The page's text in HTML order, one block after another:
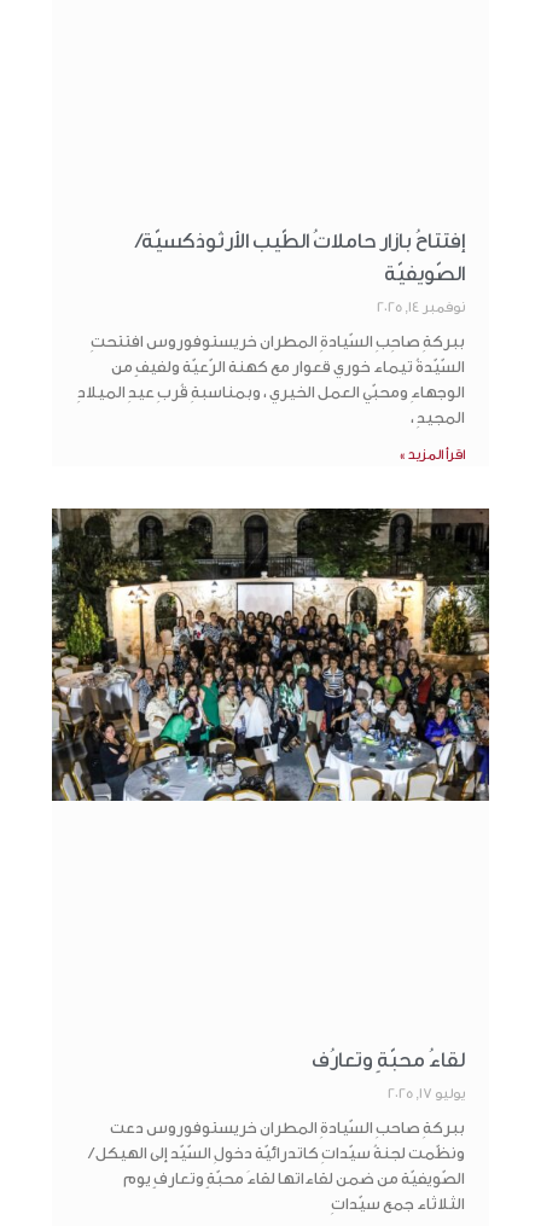
إفتتاحُ بازار حاملاتُ الطّيب الأرثوذكسيّة/
الصّويفيّة
نوفمبر 14, 2025
ببركةِ صاحِبِ السّيادةِ المطران خريستوفوروس افتتحتِ
السّيّدةُ تيماء خوري قعوار مع كهنة الرّعيّة ولفيفٍ من
الوجهاءِ ومحبّي العمل الخيري ، وبمناسبةِ قُربِ عيدِ الميلادِ
المجيدِ ،
اقرأ المزيد »
لقاءُ محبّةٍ وتعارُف
يوليو 17, 2025
ببركةِ صاحبِ السّيادةِ المطران خريستوفوروس دعت
ونظّمت لجنةُ سيّداتِ كاتدرائيّة دخولِ السّيّد إلى الهيكل /
الصّويفيّة من ضمن لقاءاتها لقاءَ محبّةٍ وتعارفٍ يوم
الثلاثاء جمع سيّداتِ